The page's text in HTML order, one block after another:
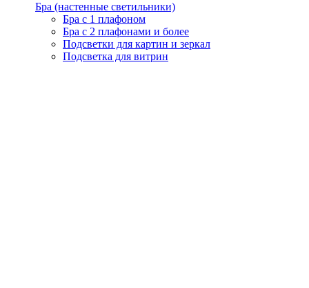
Бра (настенные светильники)
Бра с 1 плафоном
Бра с 2 плафонами и более
Подсветки для картин и зеркал
Подсветка для витрин